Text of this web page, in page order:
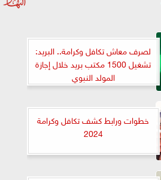
لصرف معاش تكافل وكرامة.. البريد:
تشغيل 1500 مكتب بريد خلال إجازة
المولد النبوي
خطوات ورابط كشف تكافل وكرامة
2024